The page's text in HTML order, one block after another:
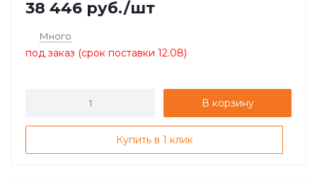
38 446 руб./шт
Много
под заказ (срок поставки 12.08)
В корзину
Купить в 1 клик